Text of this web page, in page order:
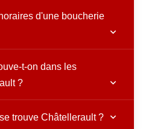
d'une boucherie
t-on dans les
?
trouve Châtellerault ?